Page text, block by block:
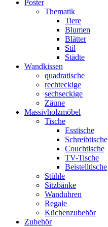
Poster
Thematik
Tiere
Blumen
Blätter
Stil
Städte
Wandkissen
quadratische
rechteckige
sechseckige
Zäune
Massivholzmöbel
Tische
Esstische
Schreibtische
Couchtische
TV-Tische
Beistelltische
Stühle
Sitzbänke
Wanduhren
Regale
Küchenzubehör
Zubehör